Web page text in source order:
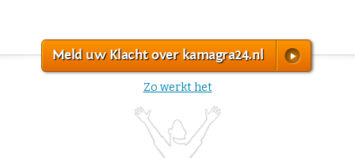
Meld uw Klacht over kamagra24.nl
Zo werkt het